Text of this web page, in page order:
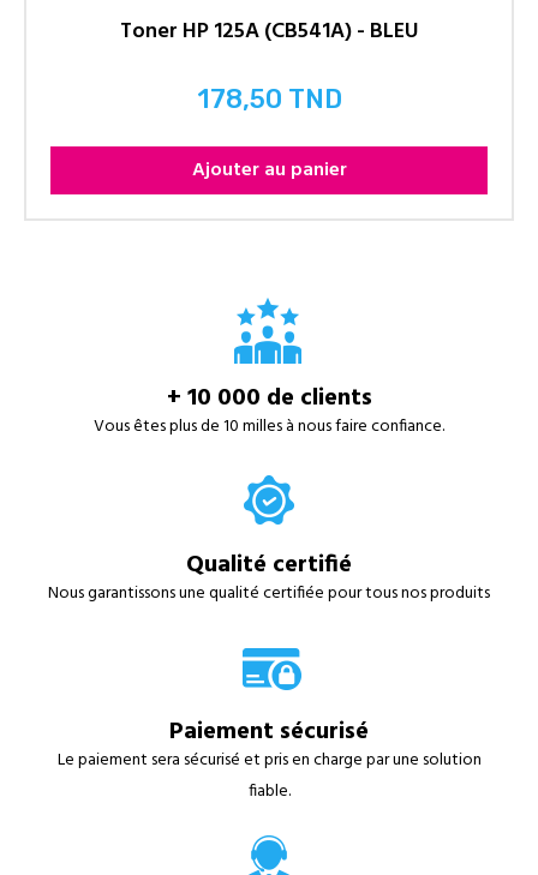
Toner HP 125A (CB541A) - BLEU
Prix
178,50 TND
Ajouter au panier
+ 10 000 de clients
Vous êtes plus de 10 milles à nous faire confiance.
Qualité certifié
Nous garantissons une qualité certifiée pour tous nos produits
Paiement sécurisé
Le paiement sera sécurisé et pris en charge par une solution
fiable.